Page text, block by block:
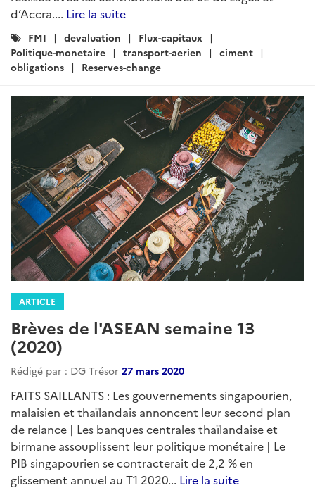
d’Accra.... Lire la suite
Catégories
:
FMI devaluation
Flux-capitaux
Politique-monetaire
transport-aerien
ciment
obligations
Reserves-change
ARTICLE
Brèves de l'ASEAN semaine 13
(2020)
Rédigé par : DG Trésor 27 mars 2020
FAITS SAILLANTS : Les gouvernements singapourien,
malaisien et thaïlandais annoncent leur second plan
de relance | Les banques centrales thaïlandaise et
birmane assouplissent leur politique monétaire | Le
PIB singapourien se contracterait de 2,2 % en
glissement annuel au T1 2020... Lire la suite